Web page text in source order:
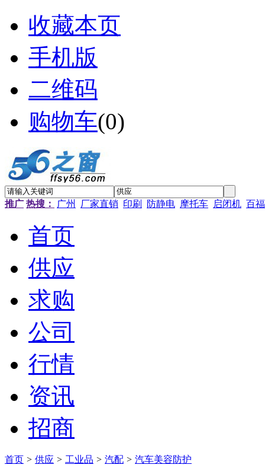
收藏本页
手机版
二维码
购物车(0)
推广 热搜： 广州 厂家直销 印刷 防静电 摩托车 启闭机 百福
首页
供应
求购
公司
行情
资讯
招商
首页 > 供应 > 工业品 > 汽配 > 汽车美容防护